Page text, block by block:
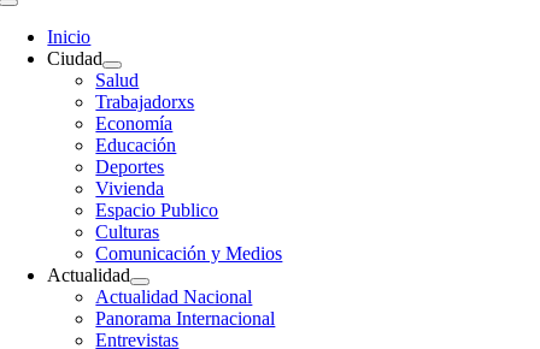
Toggle
Navigation
Inicio
Ciudad
Salud
Trabajadorxs
Economía
Educación
Deportes
Vivienda
Espacio Publico
Culturas
Comunicación y Medios
Actualidad
Actualidad Nacional
Panorama Internacional
Entrevistas